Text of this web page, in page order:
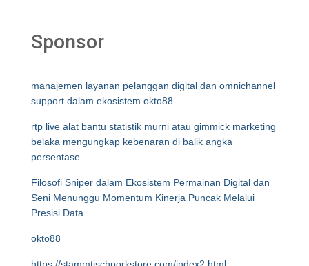
Sponsor
manajemen layanan pelanggan digital dan omnichannel
support dalam ekosistem okto88
rtp live alat bantu statistik murni atau gimmick marketing
belaka mengungkap kebenaran di balik angka
persentase
Filosofi Sniper dalam Ekosistem Permainan Digital dan
Seni Menunggu Momentum Kinerja Puncak Melalui
Presisi Data
okto88